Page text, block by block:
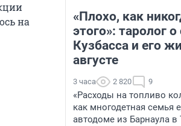
на
«Плохо, как
этого»: таролог о
Кузбасса и его
августе
3 часа 2 820 9
«Расходы на топливо
как многодетная семья
автодоме из Барнаула